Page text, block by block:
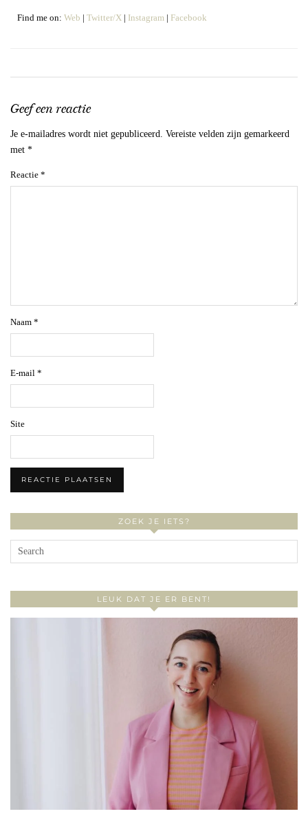
Find me on: Web | Twitter/X | Instagram | Facebook
Geef een reactie
Je e-mailadres wordt niet gepubliceerd. Vereiste velden zijn gemarkeerd
met *
Reactie *
Naam *
E-mail *
Site
ZOEK JE IETS?
LEUK DAT JE ER BENT!